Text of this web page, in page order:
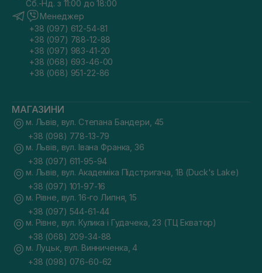
Сб.-Нд. з 11:00 до 18:00
Менеджер
+38 (097) 612-54-81
+38 (097) 788-12-88
+38 (097) 983-41-20
+38 (068) 693-46-00
+38 (068) 951-22-86
МАГАЗИНИ
м. Львів, вул. Степана Бандери, 45
+38 (098) 778-13-79
м. Львів, вул. Івана Франка, 36
+38 (097) 611-95-94
м. Львів, вул. Академіка Підстригача, 1В (Duck's Lake)
+38 (097) 101-97-16
м. Рівне, вул. 16-го Липня, 15
+38 (097) 544-61-44
м. Рівне, вул. Кулика і Гудачека, 23 (ТЦ Екватор)
+38 (068) 209-34-88
м. Луцьк, вул. Винниченка, 4
+38 (098) 076-60-62